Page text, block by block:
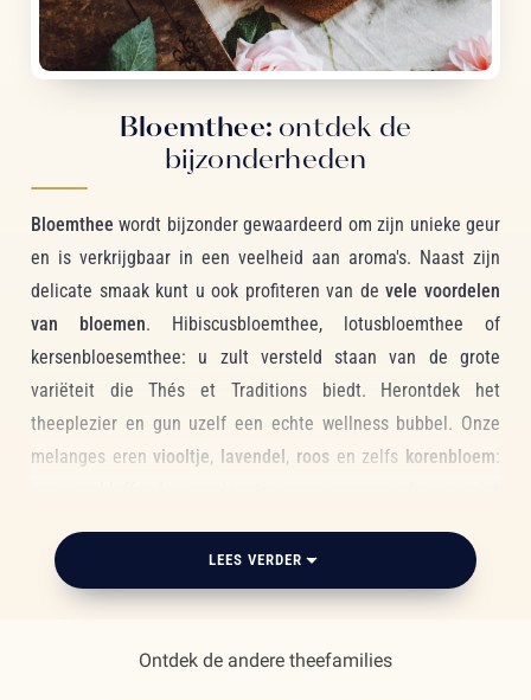
Bloemthee: ontdek de
bijzonderheden
Bloemthee wordt bijzonder gewaardeerd om zijn unieke geur
en is verkrijgbaar in een veelheid aan aroma's. Naast zijn
delicate smaak kunt u ook profiteren van devele voordelen
van bloemen. Hibiscusbloemthee, lotusbloemthee of
kersenbloesemthee: u zult versteld staan van de grote
variëteit die Thés et Traditions biedt. Herontdek het
theeplezier en gun uzelf een echte wellness bubbel. Onze
melanges erenviooltje, lavendel, roosen zelfs korenbloem:
Jasmijnthee:een klassieker
die
iedereen aanstaat
In onze collectie blijft jasmijnthee een grote klassieker voor
LEES VERDER
Ontdek de andere theefamilies